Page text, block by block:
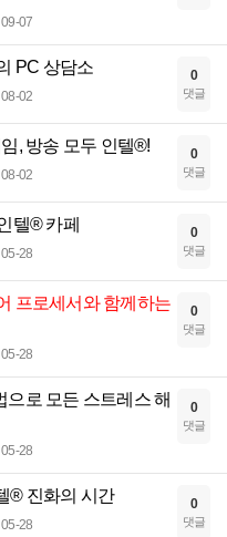
09-07
PC 상담소
08-02
0
댓글
, 방송 모두 인텔®!
08-02
0
댓글
텔® 카페
05-28
0
댓글
프로세서와 함께하는
05-28
0
댓글
로 모든 스트레스 해
05-28
0
댓글
® 진화의 시간
05-28
0
댓글